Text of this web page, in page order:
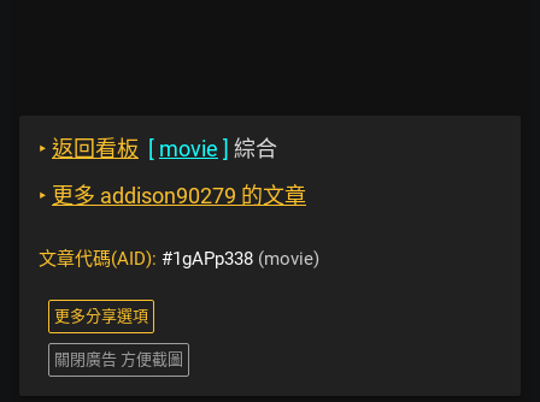
‣ 返回看板 [ movie ] 綜合
‣ 更多 addison90279 的文章
文章代碼(AID): #1gAPp338 (movie)
更多分享選項
關閉廣告 方便截圖